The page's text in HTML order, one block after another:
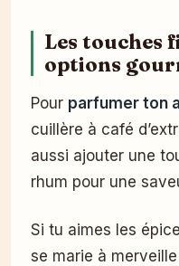
Les touches
options
Pour parfumer ton
cuillère à café
aussi ajouter une
rhum pour une
Si tu aimes les
se marie à